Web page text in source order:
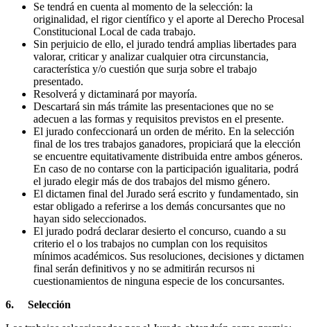
Se tendrá en cuenta al momento de la selección: la
originalidad, el rigor científico y el aporte al Derecho Procesal
Constitucional Local de cada trabajo.
Sin perjuicio de ello, el jurado tendrá amplias libertades para
valorar, criticar y analizar cualquier otra circunstancia,
característica y/o cuestión que surja sobre el trabajo
presentado.
Resolverá y dictaminará por mayoría.
Descartará sin más trámite las presentaciones que no se
adecuen a las formas y requisitos previstos en el presente.
El jurado confeccionará un orden de mérito. En la selección
final de los tres trabajos ganadores, propiciará que la elección
se encuentre equitativamente distribuida entre ambos géneros.
En caso de no contarse con la participación igualitaria, podrá
el jurado elegir más de dos trabajos del mismo género.
El dictamen final del Jurado será escrito y fundamentado, sin
estar obligado a referirse a los demás concursantes que no
hayan sido seleccionados.
El jurado podrá declarar desierto el concurso, cuando a su
criterio el o los trabajos no cumplan con los requisitos
mínimos académicos. Sus resoluciones, decisiones y dictamen
final serán definitivos y no se admitirán recursos ni
cuestionamientos de ninguna especie de los concursantes.
6.
Selección